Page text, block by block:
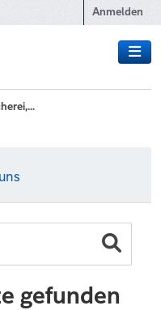
Anmelden
gefunden